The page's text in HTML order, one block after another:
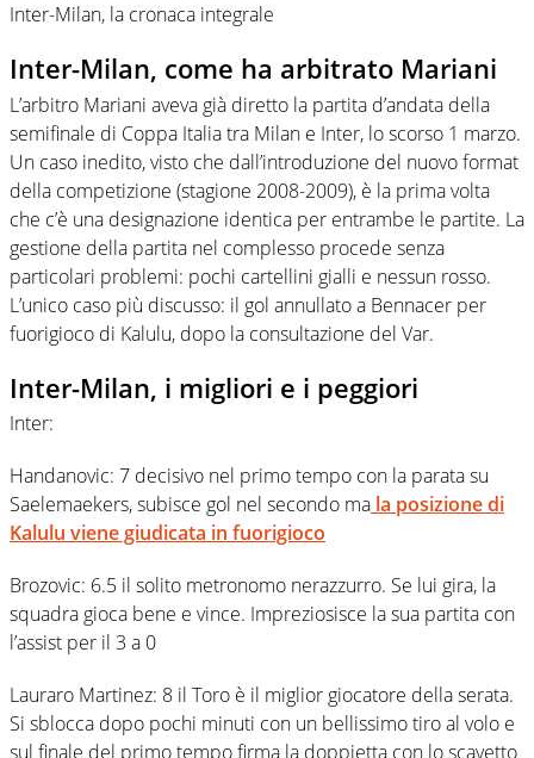
Inter-Milan, la cronaca integrale
Inter-Milan, come ha arbitrato Mariani
L’arbitro Mariani aveva già diretto la partita d’andata della
semifinale di Coppa Italia tra Milan e Inter, lo scorso 1 marzo.
Un caso inedito, visto che dall’introduzione del nuovo format
della competizione (stagione 2008-2009), è la prima volta
che c’è una designazione identica per entrambe le partite. La
gestione della partita nel complesso procede senza
particolari problemi: pochi cartellini gialli e nessun rosso.
L’unico caso più discusso: il gol annullato a Bennacer per
fuorigioco di Kalulu, dopo la consultazione del Var.
Inter-Milan, i migliori e i peggiori
Inter:
Handanovic: 7 decisivo nel primo tempo con la parata su
Saelemaekers, subisce gol nel secondo ma la posizione di
Kalulu viene giudicata in fuorigioco
Brozovic: 6.5 il solito metronomo nerazzurro. Se lui gira, la
squadra gioca bene e vince. Impreziosisce la sua partita con
l’assist per il 3 a 0
Lauraro Martinez: 8 il Toro è il miglior giocatore della serata.
Si sblocca dopo pochi minuti con un bellissimo tiro al volo e
sul finale del primo tempo firma la doppietta con lo scavetto